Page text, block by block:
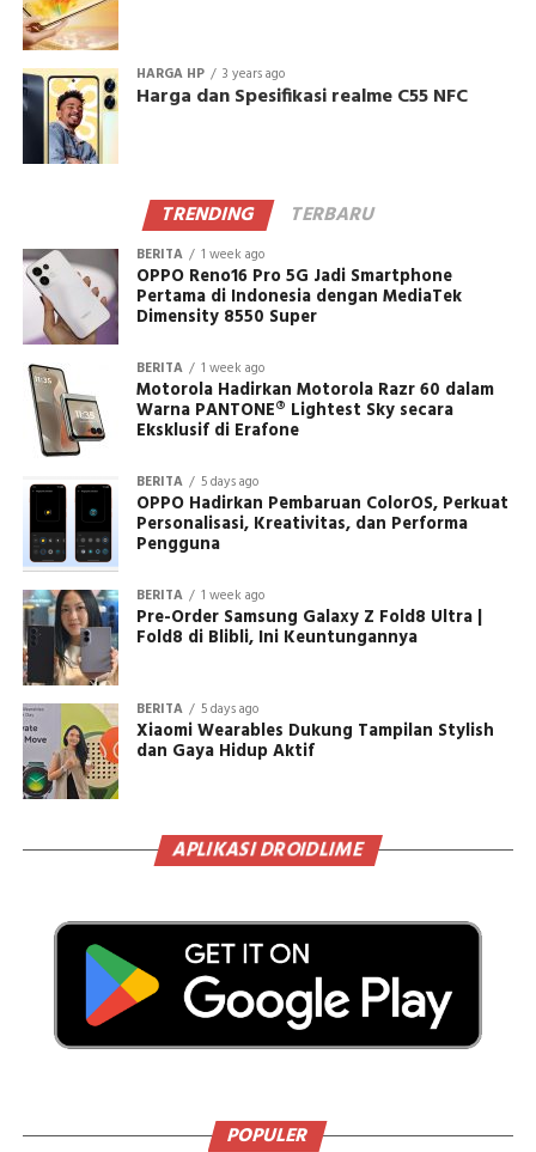
HARGA HP 3 years ago
Harga dan Spesifikasi realme C55 NFC
TRENDING TERBARU
BERITA 1 week ago
OPPO Reno16 Pro 5G Jadi Smartphone
Pertama di Indonesia dengan MediaTek
Dimensity 8550 Super
BERITA 1 week ago
Motorola Hadirkan Motorola Razr 60 dalam
Warna PANTONE® Lightest Sky secara
Eksklusif di Erafone
BERITA 5 days ago
OPPO Hadirkan Pembaruan ColorOS, Perkuat
Personalisasi, Kreativitas, dan Performa
Pengguna
BERITA 1 week ago
Pre-Order Samsung Galaxy Z Fold8 Ultra |
Fold8 di Blibli, Ini Keuntungannya
BERITA 5 days ago
Xiaomi Wearables Dukung Tampilan Stylish
dan Gaya Hidup Aktif
APLIKASI DROIDLIME
POPULER